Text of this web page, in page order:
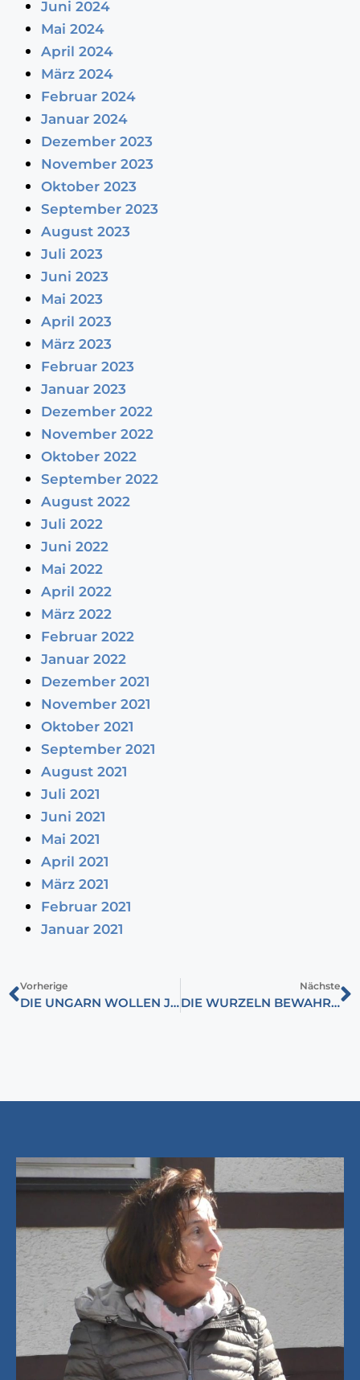
Juni 2024
Mai 2024
April 2024
März 2024
Februar 2024
Januar 2024
Dezember 2023
November 2023
Oktober 2023
September 2023
August 2023
Juli 2023
Juni 2023
Mai 2023
April 2023
März 2023
Februar 2023
Januar 2023
Dezember 2022
November 2022
Oktober 2022
September 2022
August 2022
Juli 2022
Juni 2022
Mai 2022
April 2022
März 2022
Februar 2022
Januar 2022
Dezember 2021
November 2021
Oktober 2021
September 2021
August 2021
Juli 2021
Juni 2021
Mai 2021
April 2021
März 2021
Februar 2021
Januar 2021
Vorherige
DIE UNGARN WOLLEN JETZT FRIEDEN
Nächste
DIE WURZELN BEWAHREN: NEUJAHRSGRUSS DER UNGARNDEUTSCHEN